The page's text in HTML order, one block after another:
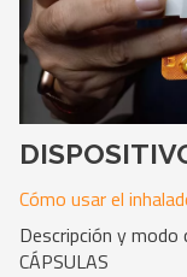
Cómo usar el
Descripción y modo
CÁPSULAS